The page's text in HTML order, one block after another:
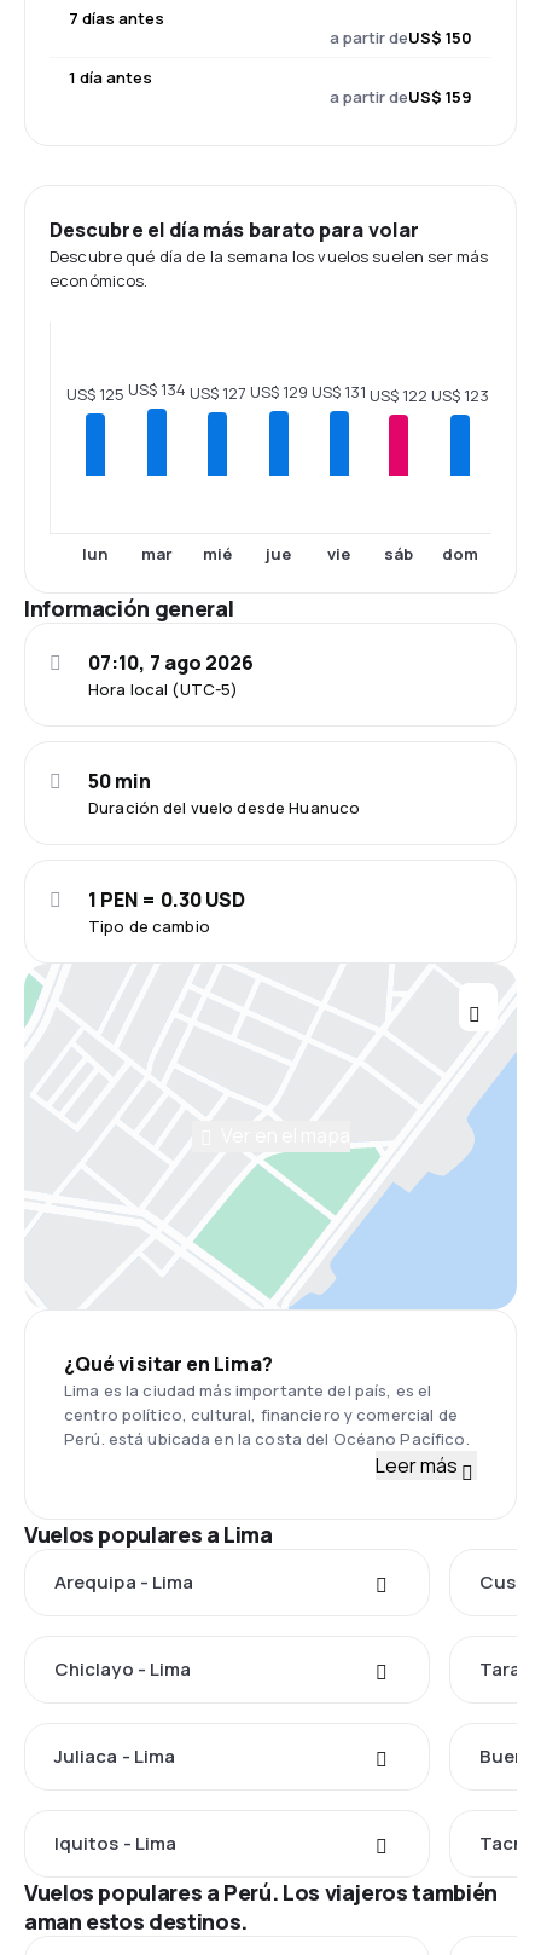
7 días antes
a partir deUS$ 150
1 día antes
a partir deUS$ 159
Descubre el día más barato para volar
Descubre qué día de la semana los vuelos suelen ser más
económicos.
US$ 125
lun
US$ 134
mar
US$ 127
mié
US$ 129
jue
US$ 131
vie
US$ 122
sáb
US$ 123
dom
Información general
Hora local (UTC-5)
07:10, 7 ago 2026
Duración del vuelo desde Huanuco
50 min
Tipo de cambio
1 PEN = 0.30 USD
¿Qué visitar en Lima?
Lima es la ciudad más importante del país, es el
centro político, cultural, financiero y comercial de
Perú. está ubicada en la costa del Océano Pacífico.
Leer más
Vuelos populares a Lima
Arequipa - Lima
Chiclayo - Lima
Juliaca - Lima
Iquitos - Lima Tacna
Vuelos populares a Perú. Los viajeros también
aman estos destinos.